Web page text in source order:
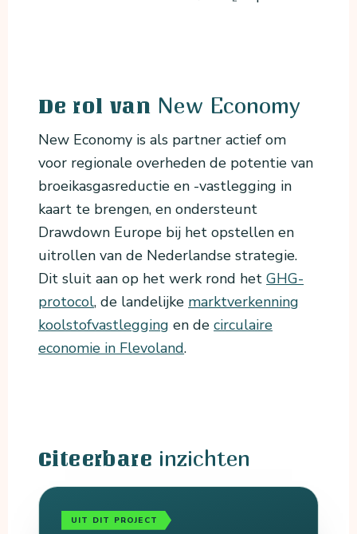
De rol van New Economy
New Economy is als partner actief om
voor regionale overheden de potentie van
broeikasgasreductie en -vastlegging in
kaart te brengen, en ondersteunt
Drawdown Europe bij het opstellen en
uitrollen van de Nederlandse strategie.
Dit sluit aan op het werk rond hetGHG-
protocol, de landelijke marktverkenning
koolstofvastlegging en decirculaire
economie in Flevoland.
Citeerbare inzichten
UIT DIT PROJECT